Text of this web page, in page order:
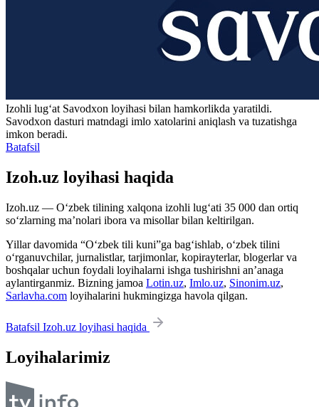
Izohli lugʻat Savodxon loyihasi bilan hamkorlikda yaratildi.
Savodxon dasturi matndagi imlo xatolarini aniqlash va tuzatishga
imkon beradi.
Batafsil
Izoh.uz loyihasi haqida
Izoh.uz — O‘zbek tilining xalqona izohli lug‘ati 35 000 dan ortiq
so‘zlarning ma’nolari ibora va misollar bilan keltirilgan.
Yillar davomida “O‘zbek tili kuni”ga bag‘ishlab, o‘zbek tilini
o‘rganuvchilar, jurnalistlar, tarjimonlar, kopirayterlar, blogerlar va
boshqalar uchun foydali loyihalarni ishga tushirishni an’anaga
aylantirganmiz. Bizning jamoa Lotin.uz, Imlo.uz, Sinonim.uz,
Sarlavha.com loyihalarini hukmingizga havola qilgan.
Batafsil Izoh.uz loyihasi haqida
Loyihalarimiz